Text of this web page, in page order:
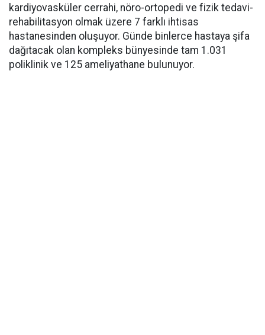
kardiyovasküler cerrahi, nöro-ortopedi ve fizik tedavi-
rehabilitasyon olmak üzere 7 farklı ihtisas
hastanesinden oluşuyor. Günde binlerce hastaya şifa
dağıtacak olan kompleks bünyesinde tam 1.031
poliklinik ve 125 ameliyathane bulunuyor.